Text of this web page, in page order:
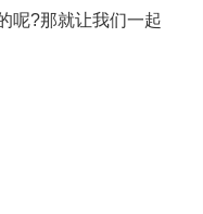
呢?那就让我们一起